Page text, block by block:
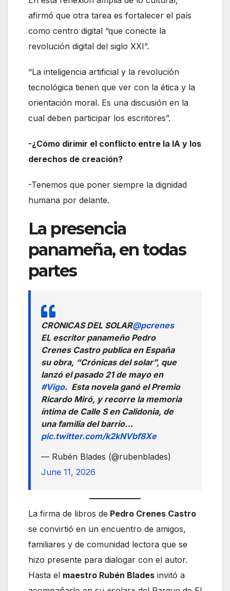
afirmó que otra tarea es fortalecer el país
como centro digital “que conecte la
revolución digital del siglo XXI”.
“La inteligencia artificial y la revolución
tecnológica tienen que ver con la ética y la
orientación moral. Es una discusión en la
cual deben participar los escritores”.
-¿Cómo dirimir el conflicto entre la IA y los
derechos de creación?
-Tenemos que poner siempre la dignidad
humana por delante.
La presencia
panameña, en todas
partes
CRONICAS DEL SOLAR@pcrenes
EL escritor panameño Pedro
Crenes Castro publica en España
su obra, “Crónicas del solar”, que
lanzó el pasado 21 de mayo en
#Vigo. Esta novela ganó el Premio
Ricardo Miró, y recorre la memoria
íntima de Calle S en Calidonia, de
una familia del barrio…
pic.twitter.com/k2kNVbf8Xe
— Rubén Blades (@rubenblades)
June 11, 2026
La firma de libros de Pedro Crenes Castro
se convirtió en un encuentro de amigos,
familiares y de comunidad lectora que se
hizo presente para dialogar con el autor.
Hasta el maestro Rubén Blades invitó a